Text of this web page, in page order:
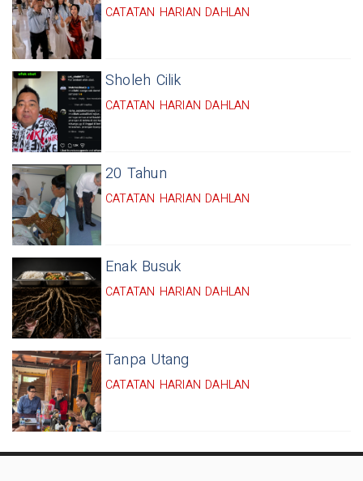
CATATAN HARIAN DAHLAN
Sholeh Cilik
CATATAN HARIAN DAHLAN
20 Tahun
CATATAN HARIAN DAHLAN
Enak Busuk
CATATAN HARIAN DAHLAN
Tanpa Utang
CATATAN HARIAN DAHLAN